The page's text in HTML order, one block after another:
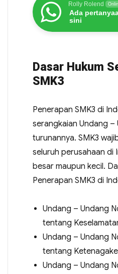
Rolly Rolend
Ada
sini
Dasar Hukum
SMK3
Penerapan SMK3 di
serangkaian Undang –
turunannya. SMK3
seluruh perusahaan di
besar maupun kecil.
Penerapan SMK3 di
Undang – Undang
tentang
Undang – Undang
tentang
Undang – Undang